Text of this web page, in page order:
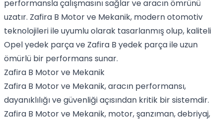
performansla çalışmasını sağlar ve aracın ömrünü
uzatır. Zafira B Motor ve Mekanik, modern otomotiv
teknolojileri ile uyumlu olarak tasarlanmış olup, kaliteli
Opel yedek parça ve Zafira B yedek parça ile uzun
ömürlü bir performans sunar.
Zafira B Motor ve Mekanik
Zafira B Motor ve Mekanik, aracın performansı,
dayanıklılığı ve güvenliği açısından kritik bir sistemdir.
Zafira B Motor ve Mekanik, motor, şanzıman, debriyaj,